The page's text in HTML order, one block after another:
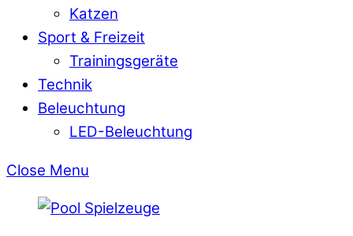
Katzen
Sport & Freizeit
Trainingsgeräte
Technik
Beleuchtung
LED-Beleuchtung
Close Menu